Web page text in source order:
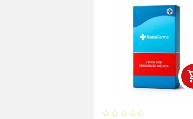
☆☆☆☆☆